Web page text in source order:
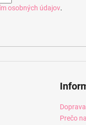
osobných údajov.
Prečo